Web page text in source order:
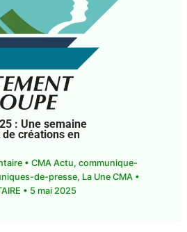
: Une semaine
de créations en
• CMA Actu, communique-
de-presse, La Une CMA •
• 5 mai 2025